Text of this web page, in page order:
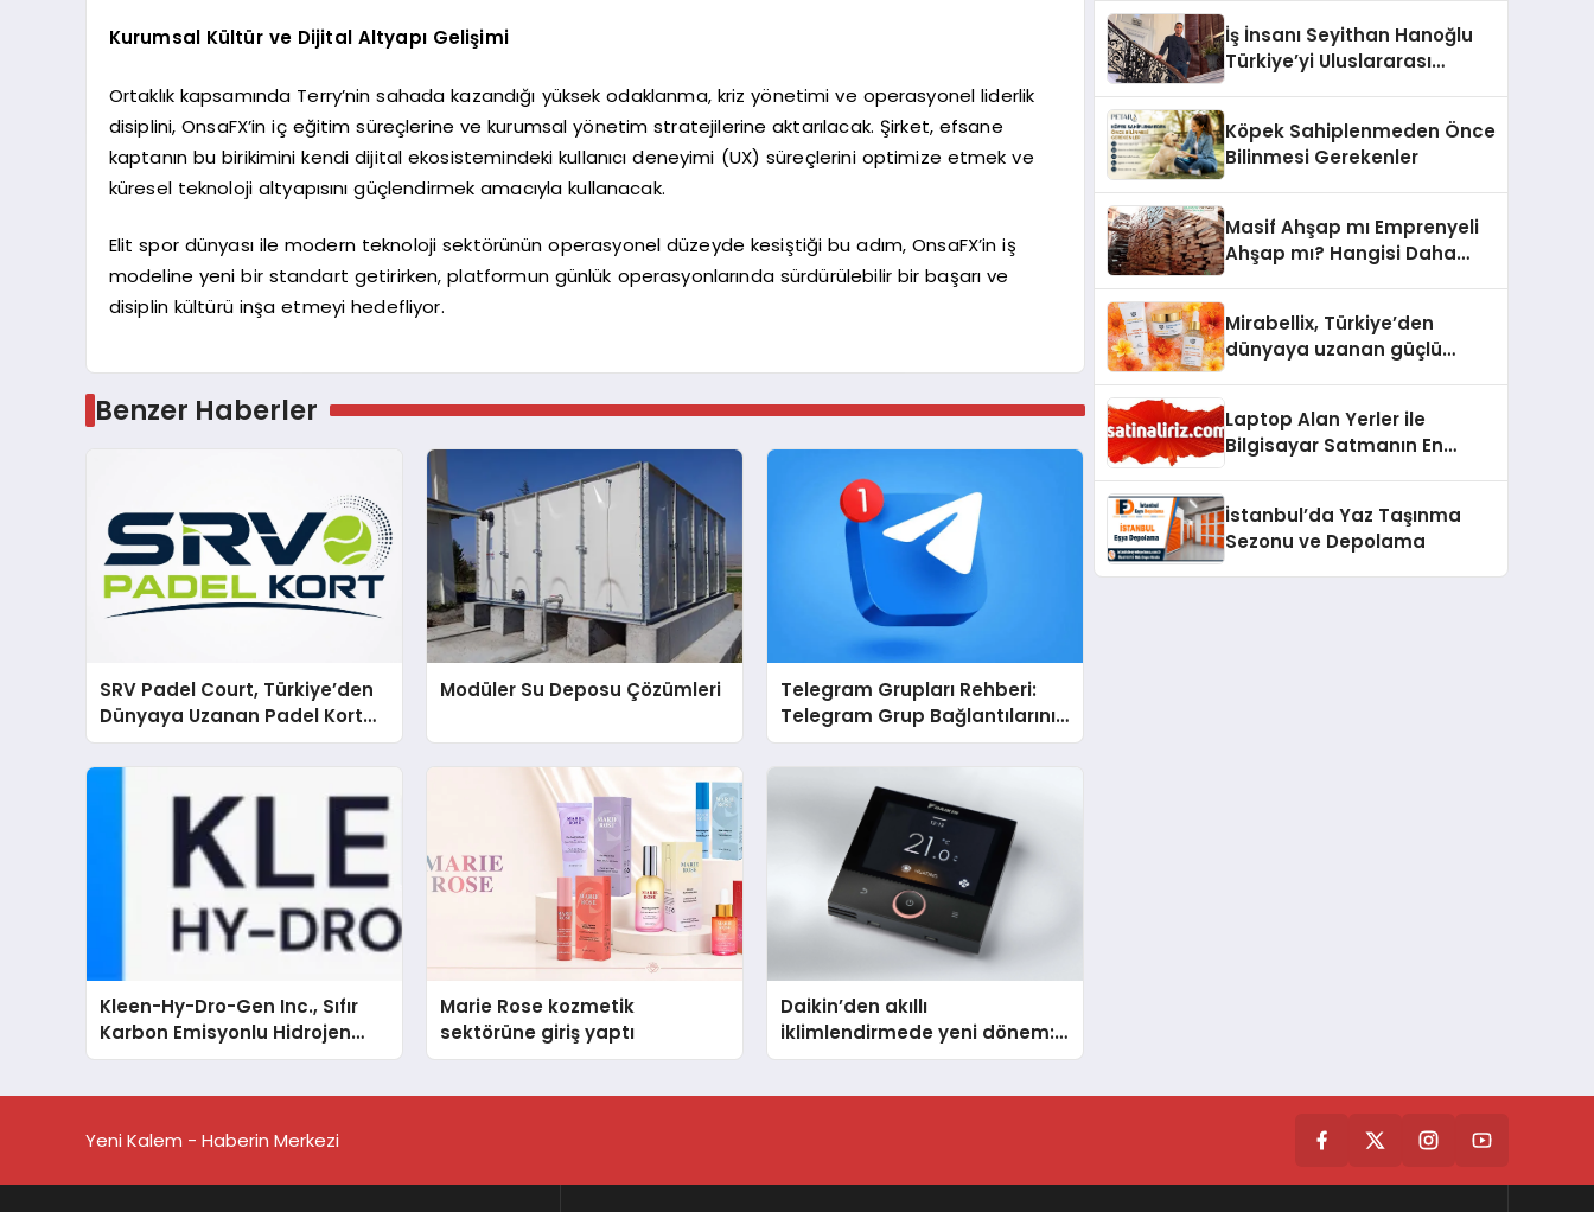
Kurumsal Kültür ve Dijital Altyapı Gelişimi
Ortaklık kapsamında Terry’nin sahada kazandığı yüksek odaklanma, kriz yönetimi ve operasyonel liderlik
disiplini, OnsaFX’in iç eğitim süreçlerine ve kurumsal yönetim stratejilerine aktarılacak. Şirket, efsane
kaptanın bu birikimini kendi dijital ekosistemindeki kullanıcı deneyimi (UX) süreçlerini optimize etmek ve
küresel teknoloji altyapısını güçlendirmek amacıyla kullanacak.
Elit spor dünyası ile modern teknoloji sektörünün operasyonel düzeyde kesiştiği bu adım, OnsaFX’in iş
modeline yeni bir standart getirirken, platformun günlük operasyonlarında sürdürülebilir bir başarı ve
disiplin kültürü inşa etmeyi hedefliyor.
Benzer Haberler
SRV Padel Court, Türkiye’den
Dünyaya Uzanan Padel Kort
Üretiminde Güvenin Adresi
Modüler Su Deposu Çözümleri
Telegram Grupları Rehberi:
Telegram Grup Bağlantılarını
Daha Düzenli İnceleyin
Kleen-Hy-Dro-Gen Inc., Sıfır
Karbon Emisyonlu Hidrojen
Isıtma Teknolojisinde ISO ve
Marie Rose kozmetik
sektörüne giriş yaptı
Daikin’den akıllı
iklimlendirmede yeni dönem:
Madoka Plus Türkiye’de
İş İnsanı Seyithan Hanoğlu
Türkiye’yi Uluslararası
Köpek Sahiplenmeden Önce
Bilinmesi Gerekenler
Masif Ahşap mı Emprenyeli
Ahşap mı? Hangisi Daha
Mirabellix, Türkiye’den
dünyaya uzanan güçlü
Laptop Alan Yerler ile
Bilgisayar Satmanın En
İstanbul’da Yaz Taşınma
Sezonu ve Depolama
Yeni Kalem - Haberin Merkezi